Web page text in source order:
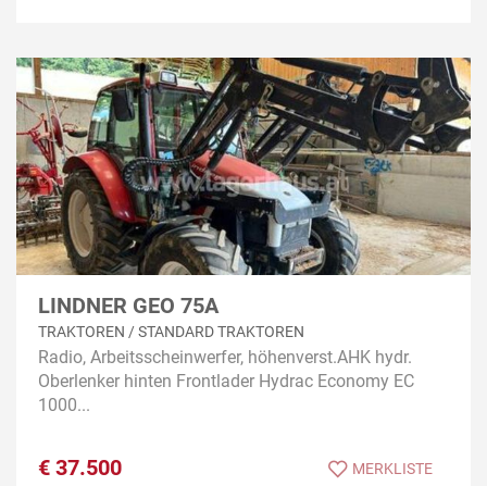
LINDNER GEO 75A
TRAKTOREN / STANDARD TRAKTOREN
Radio, Arbeitsscheinwerfer, höhenverst.AHK hydr.
Oberlenker hinten Frontlader Hydrac Economy EC
1000...
€ 37.500 MERKLISTE